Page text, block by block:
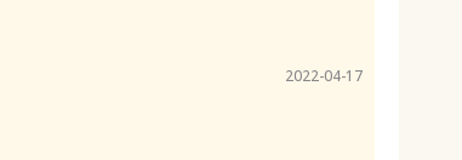
2022-04-17